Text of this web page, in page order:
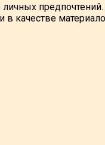
качестве